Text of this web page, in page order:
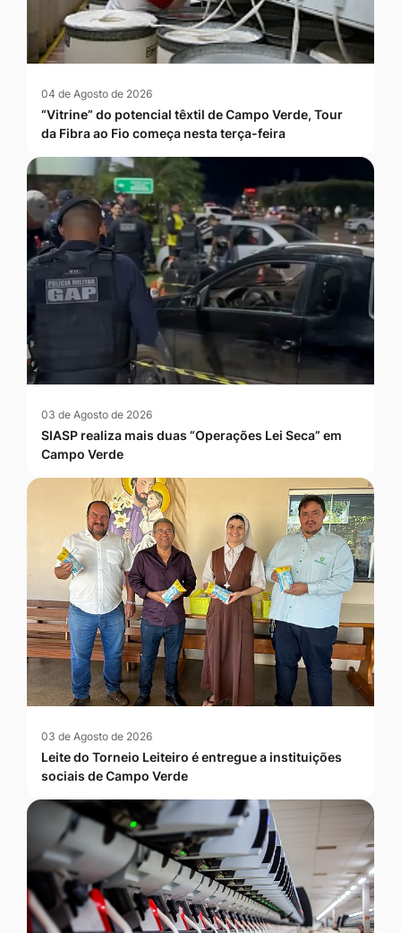
04 de Agosto de 2026
“Vitrine” do potencial têxtil de Campo Verde, Tour
da Fibra ao Fio começa nesta terça-feira
03 de Agosto de 2026
SIASP realiza mais duas “Operações Lei Seca” em
Campo Verde
03 de Agosto de 2026
Leite do Torneio Leiteiro é entregue a instituições
sociais de Campo Verde